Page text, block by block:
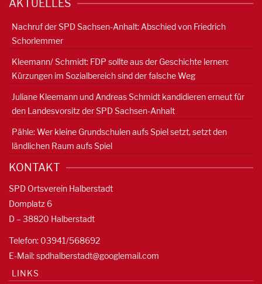
AKTUELLES
Nachruf der SPD Sachsen-Anhalt: Abschied von Friedrich
Schorlemmer
Kleemann/ Schmidt: FDP sollte aus der Geschichte lernen:
Kürzungen im Sozialbereich sind der falsche Weg
Juliane Kleemann und Andreas Schmidt kandidieren erneut für
den Landesvorsitz der SPD Sachsen-Anhalt
Pähle: Wer kleine Grundschulen aufs Spiel setzt, setzt den
ländlichen Raum aufs Spiel
KONTAKT
SPD Ortsverein Halberstadt
Domplatz 6
D – 38820 Halberstadt
Telefon: 03941/568692
E-Mail:spdhalberstadt@googlemail.com
LINKS